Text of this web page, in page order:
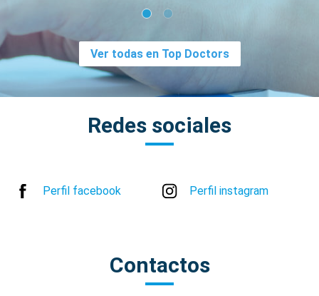
Ver todas en Top Doctors
Redes sociales
Perfil facebook Perfil instagram
Contactos